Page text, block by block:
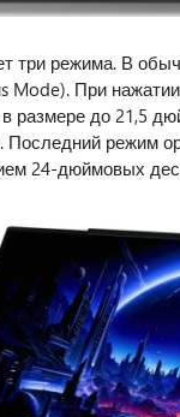
три режима. В
Mode). При
в размере до 21,5
режим
24-дюймовых